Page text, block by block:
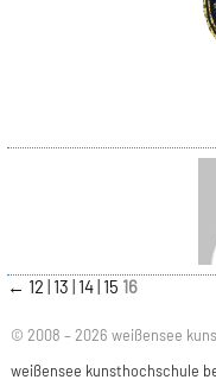
← 12 13 14 15 16
© 2008 – 2026 weißensee
weißensee kunsthochschule